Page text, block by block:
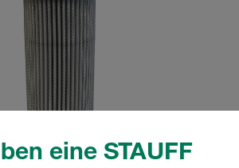
eine STAUFF